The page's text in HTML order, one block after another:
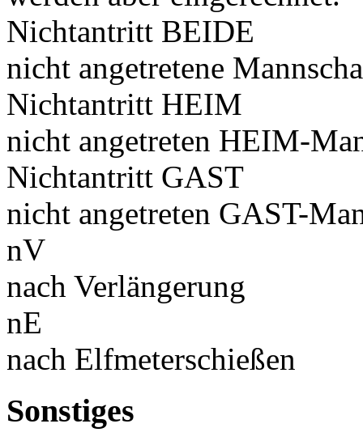
Nichtantritt BEIDE
nicht angetretene
Nichtantritt HEIM
nicht angetreten HEIM-
Nichtantritt GAST
nicht angetreten GAST-
nV
nach Verlängerung
nE
nach Elfmeterschießen
Sonstiges